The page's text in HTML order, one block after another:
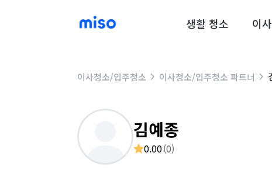
생활 청소 이
이사청소/입주청소 이사청소/입주청소 파트너
김예종
0.00(0)